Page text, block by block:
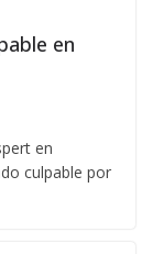
en
en
culpable por